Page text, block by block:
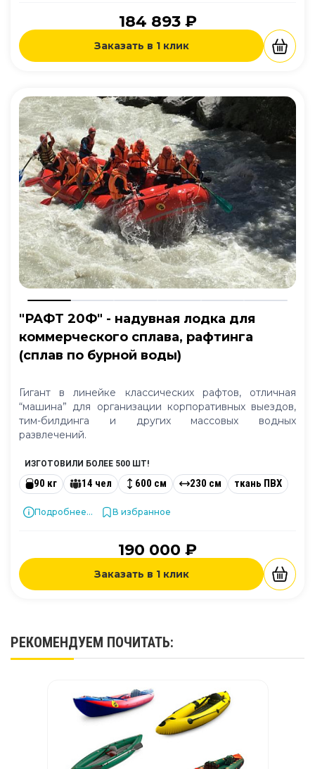
184 893 ₽
Заказать в 1 клик
"РАФТ 20Ф" - надувная лодка для
коммерческого сплава, рафтинга
(сплав по бурной воды)
Гигант в линейке классических рафтов, отличная
“машина” для организации корпоративных выездов,
тим-билдинга и других массовых водных
развлечений.
ИЗГОТОВИЛИ БОЛЕЕ 500 ШТ!
90 кг 14 чел 600 см 230 см ткань ПВХ
Подробнее... В избранное
190 000 ₽
Заказать в 1 клик
РЕКОМЕНДУЕМ ПОЧИТАТЬ: